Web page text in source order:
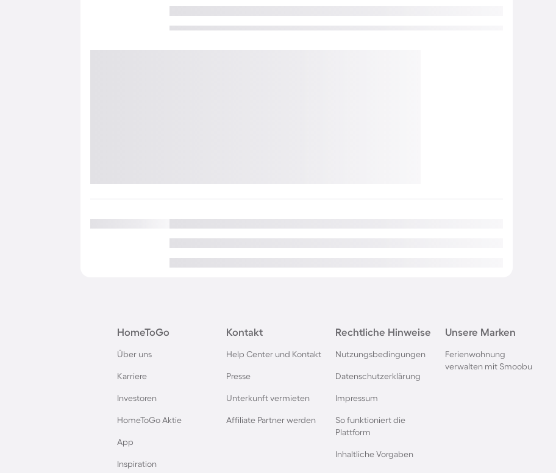
HomeToGo
Über uns
Karriere
Investoren
HomeToGo Aktie
App
Inspiration
Kontakt
Help Center und Kontakt
Presse
Unterkunft vermieten
Affiliate Partner werden
Rechtliche Hinweise
Nutzungsbedingungen
Datenschutzerklärung
Impressum
So funktioniert die
Plattform
Inhaltliche Vorgaben
Unsere Marken
Ferienwohnung
verwalten mit Smoobu